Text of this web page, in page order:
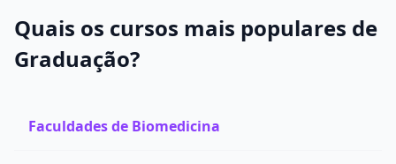
Quais os cursos mais populares de
Graduação?
Faculdades de Biomedicina